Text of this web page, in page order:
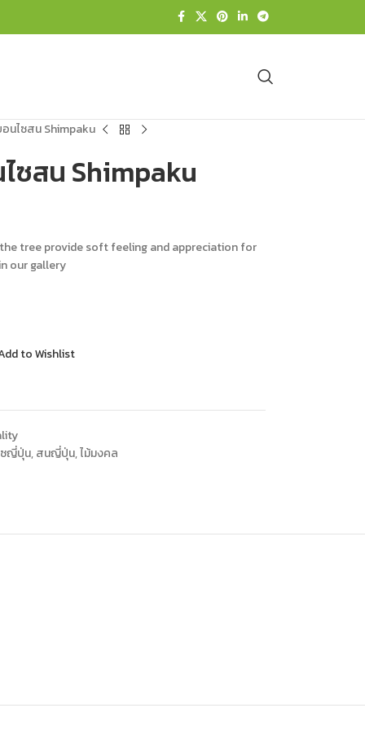
นไซสน Shimpaku
ซสน Shimpaku
tree provide soft feeling and appreciation for
our gallery
to Wishlist
ญี่ปุ่น,สนญี่ปุ่น,ไม้มงคล